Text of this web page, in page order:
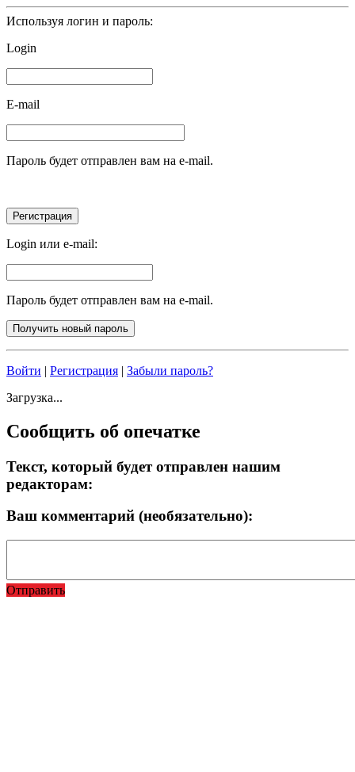
Используя логин и пароль:
Login
E-mail
Пароль будет отправлен вам на e-mail.
Login или e-mail:
Пароль будет отправлен вам на e-mail.
Войти | Регистрация | Забыли пароль?
Загрузка...
Сообщить об опечатке
Текст, который будет отправлен нашим
редакторам:
Ваш комментарий (необязательно):
Отправить